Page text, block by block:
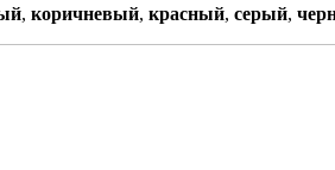
, коричневый, красный, серый,